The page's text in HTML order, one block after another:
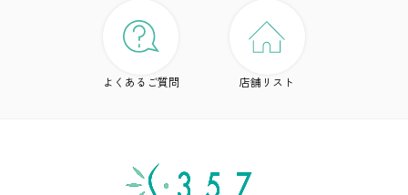
よくあるご質問 店舗リスト